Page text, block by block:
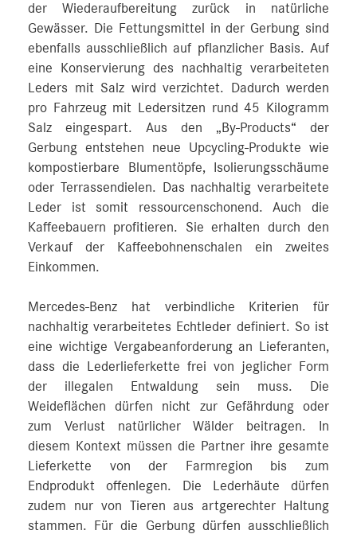
der Wiederaufbereitung zurück in natürliche
Gewässer. Die Fettungsmittel in der Gerbung sind
ebenfalls ausschließlich auf pflanzlicher Basis. Auf
eine Konservierung des nachhaltig verarbeiteten
Leders mit Salz wird verzichtet. Dadurch werden
pro Fahrzeug mit Ledersitzen rund 45 Kilogramm
Salz eingespart. Aus den „By-Products“ der
Gerbung entstehen neue Upcycling-Produkte wie
kompostierbare Blumentöpfe, Isolierungsschäume
oder Terrassendielen. Das nachhaltig verarbeitete
Leder ist somit ressourcenschonend. Auch die
Kaffeebauern profitieren. Sie erhalten durch den
Verkauf der Kaffeebohnenschalen ein zweites
Einkommen.
Mercedes-Benz hat verbindliche Kriterien für
nachhaltig verarbeitetes Echtleder definiert. So ist
eine wichtige Vergabeanforderung an Lieferanten,
dass die Lederlieferkette frei von jeglicher Form
der illegalen Entwaldung sein muss. Die
Weideflächen dürfen nicht zur Gefährdung oder
zum Verlust natürlicher Wälder beitragen. In
diesem Kontext müssen die Partner ihre gesamte
Lieferkette von der Farmregion bis zum
Endprodukt offenlegen. Die Lederhäute dürfen
zudem nur von Tieren aus artgerechter Haltung
stammen. Für die Gerbung dürfen ausschließlich